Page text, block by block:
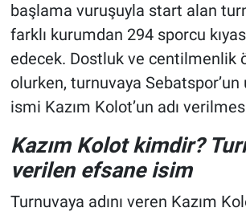
başlama vuruşuyla start alan
farklı kurumdan 294 sporcu
edecek. Dostluk ve centilmenlik
olurken, turnuvaya
ismi Kazım Kolot’un adı
Kazım Kolot kimdir?
verilen efsane isim
Turnuvaya adını veren Kazım